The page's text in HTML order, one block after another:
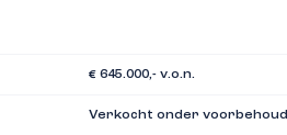
€ 645.000,- v.o.n.
Verkocht onder voorbehoud